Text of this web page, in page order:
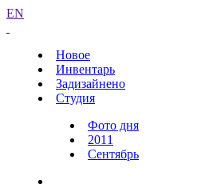
EN
Новое
Инвентарь
Задизайнено
Студия
Фото дня
2011
Сентябрь